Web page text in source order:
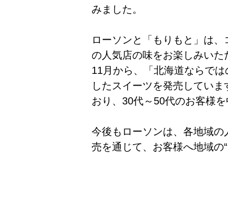
みました。
ローソンと「もりもと」は
の人気店の味をお楽しみい
11月から、「北海道ならで
したスイーツを発売してい
おり、30代～50代のお客様
今後もローソンは、各地域
売を通じて、お客様へ地域の